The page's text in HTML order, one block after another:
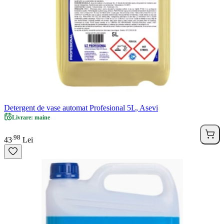
Detergent de vase automat Profesional 5L, Asevi
Livrare: maine
43 98 Lei